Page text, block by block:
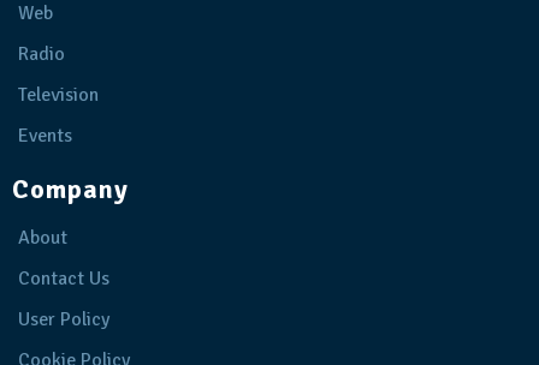
Web
Radio
Television
Events
Company
About
Contact Us
User Policy
Cookie Policy